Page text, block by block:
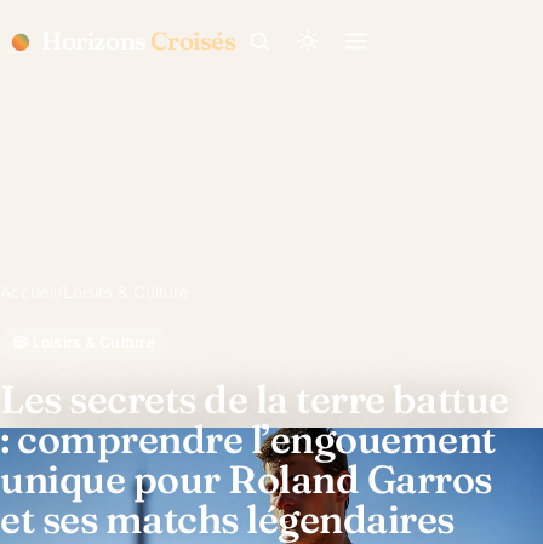
Croisés
Les secrets de la terre battue
: comprendre l’engouement
unique pour Roland Garros
et ses matchs légendaires